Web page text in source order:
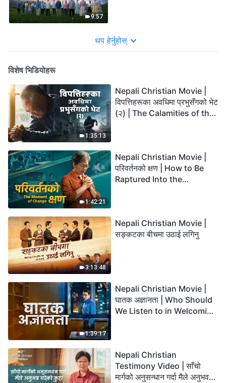
9:57
थप हेर्नुहोस्
विशेष भिडियोहरू
1:35:13
Nepali Christian Movie |
विपत्तिहरूका अवधिमा प्रभुसँगको भेट
(२) | The Calamities of the
1:42:21
Nepali Christian Movie |
परिवर्तनको क्षण | How to Be
Raptured Into the
3:13:48
Nepali Christian Movie |
सङ्कटका बीचमा उठाई लगिनु
1:39:17
Nepali Christian Movie |
घातक अज्ञानता | Who Should
We Listen to in Welcoming
Nepali Christian
Testimony Video | साँचो
मार्गको अनुसन्धान गर्दा मैले अनुभव